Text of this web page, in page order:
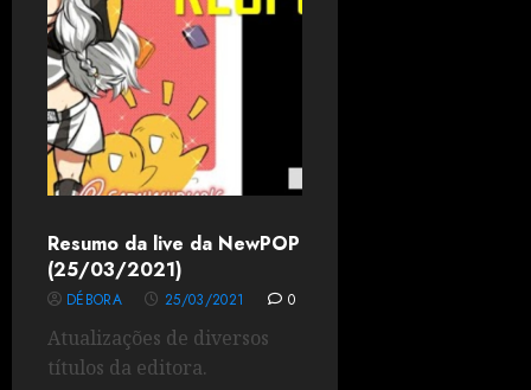
Resumo da live da NewPOP
(25/03/2021)
DÉBORA 25/03/2021 0
Atualizações de diversos
títulos da editora.